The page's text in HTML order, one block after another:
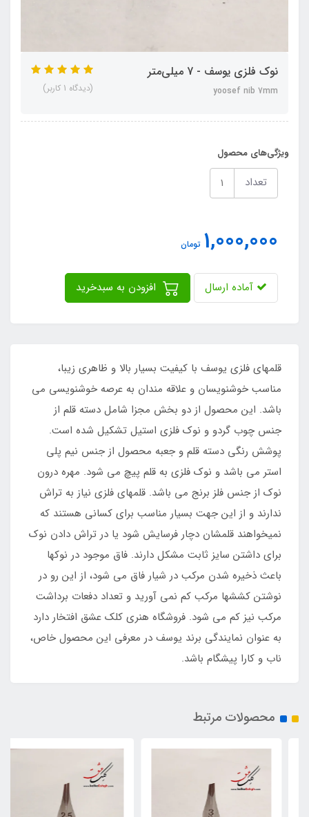
نوک فلزی یوسف - 7 میلی‌متر
yoosef nib 7mm (دیدگاه 1 کاربر)
ویژگی‌های محصول
تعداد
1,000,000 تومان
آماده ارسال
قلمهای فلزی یوسف با کیفیت بسیار بالا و ظاهری زیبا،
مناسب خوشنویسان و علاقه مندان به عرصه خوشنویسی می
باشد. این محصول از دو بخش مجزا شامل دسته قلم از
جنس چوب گردو و نوک فلزی استیل تشکیل شده است.
پوشش رنگی دسته قلم و جعبه محصول از جنس نیم پلی
استر می باشد و نوک فلزی به قلم پیچ می شود. مهره درون
نوک از جنس فلز برنج می باشد. قلمهای فلزی نیاز به تراش
ندارند و از این جهت بسیار مناسب برای کسانی هستند که
نمیخواهند قلمشان دچار فرسایش شود یا در تراش دادن نوک
برای داشتن سایز ثابت مشکل دارند. فاق موجود در نوکها
باعث ذخیره شدن مرکب در شیار فاق می شود، از این رو در
نوشتن کششها مرکب کم نمی آورید و تعداد دفعات برداشت
مرکب نیز کم می شود. فروشگاه هنری کلک عشق افتخار دارد
به عنوان نمایندگی برند یوسف در معرفی این محصول خاص،
ناب و کارا پیشگام باشد.
محصولات مرتبط